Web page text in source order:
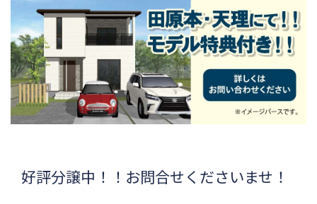
好評分譲中！！お問合せくださいませ！